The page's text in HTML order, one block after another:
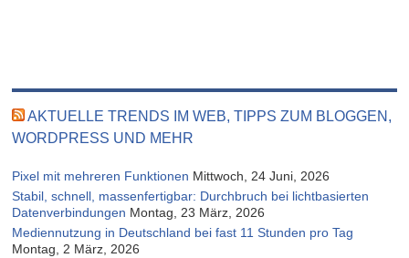
AKTUELLE TRENDS IM WEB, TIPPS ZUM BLOGGEN,
WORDPRESS UND MEHR
Pixel mit mehreren Funktionen Mittwoch, 24 Juni, 2026
Stabil, schnell, massenfertigbar: Durchbruch bei lichtbasierten
Datenverbindungen Montag, 23 März, 2026
Mediennutzung in Deutschland bei fast 11 Stunden pro Tag
Montag, 2 März, 2026